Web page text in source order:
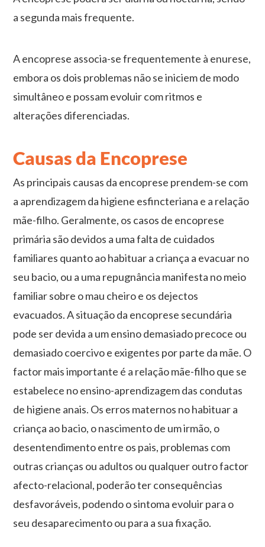
a segunda mais frequente.
A encoprese associa-se frequentemente à enurese,
embora os dois problemas não se iniciem de modo
simultâneo e possam evoluir com ritmos e
alterações diferenciadas.
Causas da Encoprese
As principais causas da encoprese prendem-se com
a aprendizagem da higiene esfincteriana e a relação
mãe-filho. Geralmente, os casos de encoprese
primária são devidos a uma falta de cuidados
familiares quanto ao habituar a criança a evacuar no
seu bacio, ou a uma repugnância manifesta no meio
familiar sobre o mau cheiro e os dejectos
evacuados. A situação da encoprese secundária
pode ser devida a um ensino demasiado precoce ou
demasiado coercivo e exigentes por parte da mãe. O
factor mais importante é a relação mãe-filho que se
estabelece no ensino-aprendizagem das condutas
de higiene anais. Os erros maternos no habituar a
criança ao bacio, o nascimento de um irmão, o
desentendimento entre os pais, problemas com
outras crianças ou adultos ou qualquer outro factor
afecto-relacional, poderão ter consequências
desfavoráveis, podendo o sintoma evoluir para o
seu desaparecimento ou para a sua fixação.